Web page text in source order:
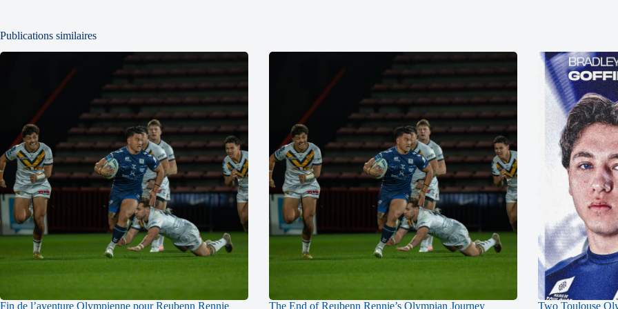
Publications similaires
Fin de l’aventure Olympienne pour Reubenn Rennie The End of Reubenn Rennie’s Olympian Journey Two Toulouse